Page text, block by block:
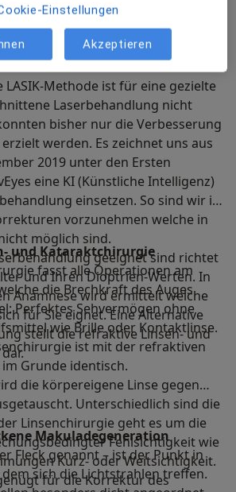
höchstem Niveau durch.
LASIK
Methode ist für eine gezielte
Laserbehandlung nicht
bisher nur die Verbesserung
werden. Es zeichnet uns aus
2019 unter den Ersten
eine KI (Künstliche Intelligenz)
einsetzen. So sind wir in
vorzunehmen welche in
möglich sind.
geeignet sind richtet
und Ihren Dioptrien-Werten. In
Anamnese wird ermittelt welche
für Sie eignet. Eine Alternative
stellt die refraktive Linsen- und
und Kataraktchirurgie
fasst alle Operationen am
die Brechkraft des Auges
Perfektes Sehvermögen ohne
wie Brille oder Kontaktlinse.
ist mit der refraktiven
Grunde identisch.
die körpereigene Linse gegen
Unterschiedlich sind die
Linsenchirurgie geht es um die
Fehlsichtigkeit wie
Kurz- oder Weitsichtigkeit.
für die Korrektur des
Makuladegeneration
Fleck genannt – ist der Punkt in
sich die Lichtstrahlen treffen.
Einstellungen
Akzeptieren